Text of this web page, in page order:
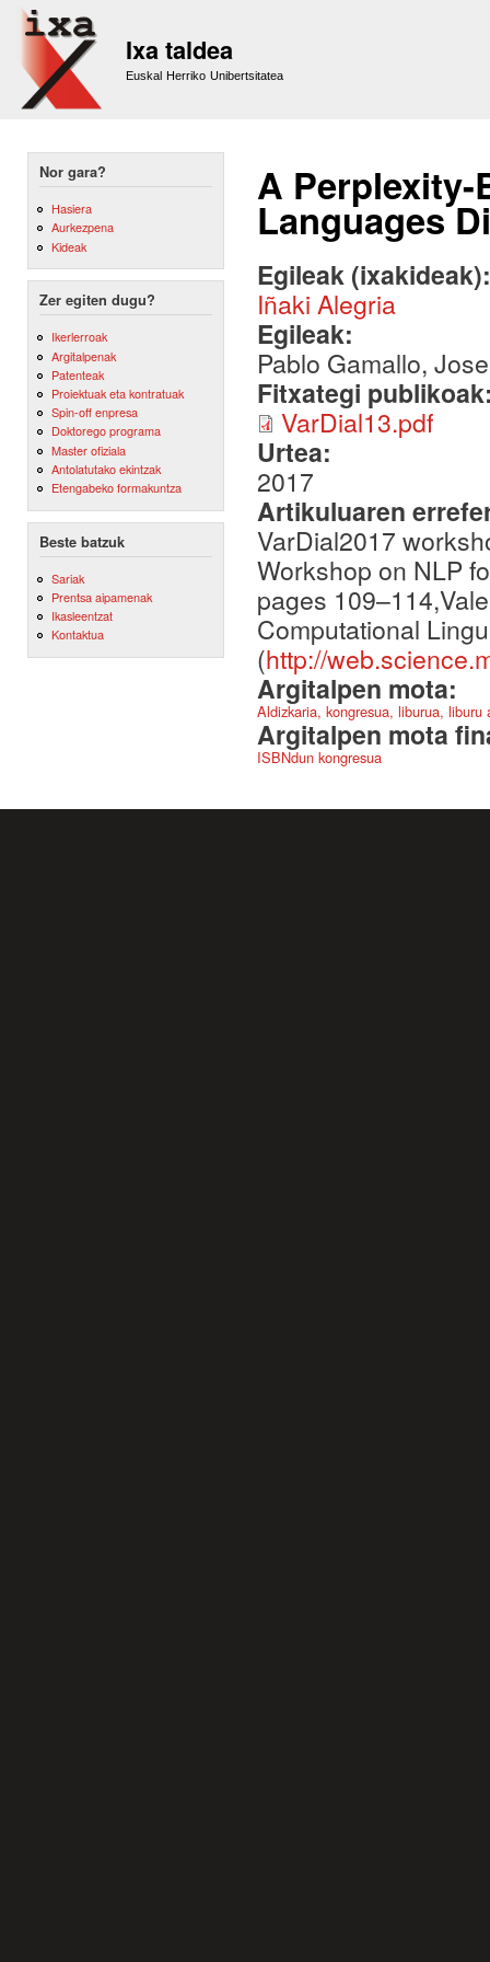
Ixa taldea
Euskal Herriko Unibertsitatea
Nor gara?
Hasiera
Aurkezpena
Kideak
Zer egiten dugu?
Ikerlerroak
Argitalpenak
Patenteak
Proiektuak eta kontratuak
Spin-off enpresa
Doktorego programa
Master ofiziala
Antolatutako ekintzak
Etengabeko formakuntza
Beste batzuk
Sariak
Prentsa aipamenak
Ikasleentzat
Kontaktua
A Perplexity-
Languages
Egileak
Iñaki Alegria
Egileak:
Pablo Gamallo,
Fitxategi
VarDial13.pdf
Urtea:
2017
Artikuluaren
VarDial2017
Workshop on NLP
pages
Computational
(http://
Argitalpen mota:
Aldizkaria, kongresua, liburua,
Argitalpen mota
ISBNdun kongresua